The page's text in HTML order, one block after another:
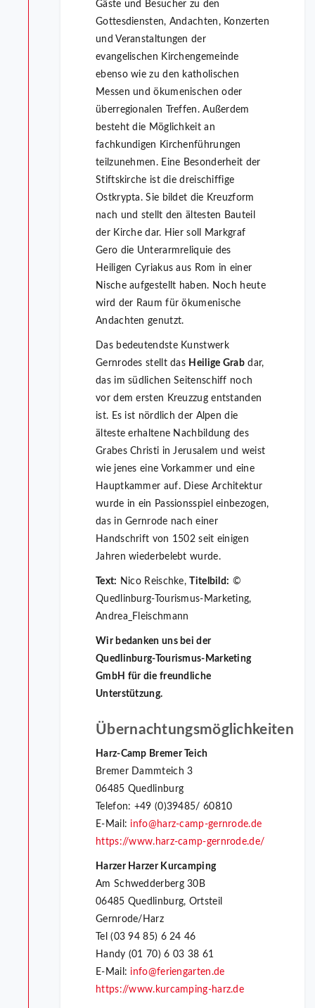
Gäste und Besucher zu den
Gottesdiensten, Andachten, Konzerten
und Veranstaltungen der
evangelischen Kirchengemeinde
ebenso wie zu den katholischen
Messen und ökumenischen oder
überregionalen Treffen. Außerdem
besteht die Möglichkeit an
fachkundigen Kirchenführungen
teilzunehmen. Eine Besonderheit der
Stiftskirche ist die dreischiffige
Ostkrypta. Sie bildet die Kreuzform
nach und stellt den ältesten Bauteil
der Kirche dar. Hier soll Markgraf
Gero die Unterarmreliquie des
Heiligen Cyriakus aus Rom in einer
Nische aufgestellt haben. Noch heute
wird der Raum für ökumenische
Andachten genutzt.
Das bedeutendste Kunstwerk
Gernrodes stellt das Heilige Grabdar,
das im südlichen Seitenschiff noch
vor dem ersten Kreuzzug entstanden
ist. Es ist nördlich der Alpen die
älteste erhaltene Nachbildung des
Grabes Christi in Jerusalem und weist
wie jenes eine Vorkammer und eine
Hauptkammer auf. Diese Architektur
wurde in ein Passionsspiel einbezogen,
das in Gernrode nach einer
Handschrift von 1502 seit einigen
Jahren wiederbelebt wurde.
Text: Nico Reischke,Titelbild: ©
Quedlinburg-Tourismus-Marketing,
Andrea_Fleischmann
Wir bedanken uns bei der
Quedlinburg-Tourismus-Marketing
GmbH für die freundliche
Unterstützung.
Übernachtungsmöglichkeiten
Harz-Camp Bremer Teich
Bremer Dammteich 3
06485 Quedlinburg
Telefon: +49 (0)39485/ 60810
E-Mail: info@harz-camp-gernrode.de
https://www.harz-camp-gernrode.de/
Harzer Harzer Kurcamping
Am Schwedderberg 30B
06485 Quedlinburg, Ortsteil
Gernrode/Harz
Tel (03 94 85) 6 24 46
Handy (01 70) 6 03 38 61
E-Mail: info@feriengarten.de
https://www.kurcamping-harz.de